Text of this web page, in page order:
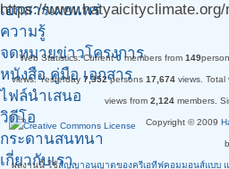
เอกสารเผยแพร่
ความรู้
จดหมายข่าวโครงการ
หนังสือ คู่มือ เอกสาร
ไฟล์นำเสนอ
วิดีโอ
กระดานสนทนา
เกี่ยวกับเรา.
https://
Web Statistics:Current0members from 149
views.Yesterday 7,352persons 17,674 views. Total
views from 2,124 members.
Copyright © 2009
ผลงานนี้ ใช้สัญญาอนุญาตของครีเอทีฟคอมมอนส์แบบ